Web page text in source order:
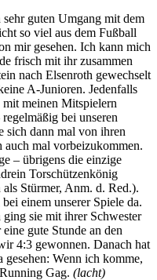
guten Umgang mit dem
so viel aus dem Fußball
mir gesehen. Ich kann mich
frisch mit ihr zusammen
nach Elsenroth gewechselt
A-Junioren. Jedenfalls
meinen Mitspielern
bei unseren
sich dann mal von ihren
auch mal vorbeizukommen.
– übrigens die einzige
Torschützenkönig
Stürmer, Anm. d. Red.).
einem unserer Spiele da.
sie mit ihrer Schwester
gute Stunde an den
4:3 gewonnen. Danach hat
gesehen: Wenn ich komme,
Gag. (lacht)